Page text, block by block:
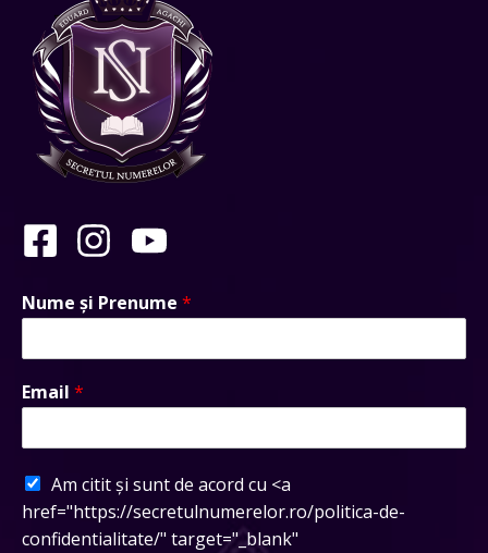
Nume și Prenume *
Email *
Am citit și sunt de acord cu <a
href="https://secretulnumerelor.ro/politica-de-
confidentialitate/" target="_blank"